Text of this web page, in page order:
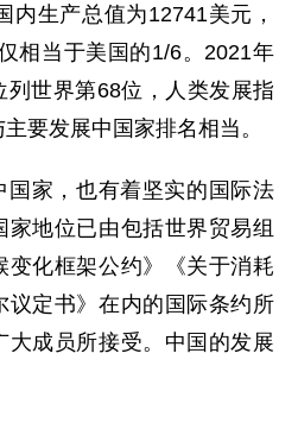
内生产总值为12741美元，
相当于美国的1/6。2021年
列世界第68位，人类发展指
要发展中国家排名相当。
国家，也有着坚实的国际法
地位已由包括世界贸易组
变化框架公约》《关于消耗
议定书》在内的国际条约所
大成员所接受。中国的发展